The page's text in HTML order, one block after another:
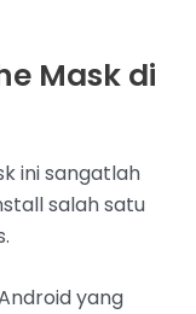
Mask di
ini sangatlah
salah satu
yang